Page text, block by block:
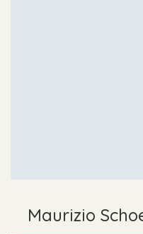
Maurizio